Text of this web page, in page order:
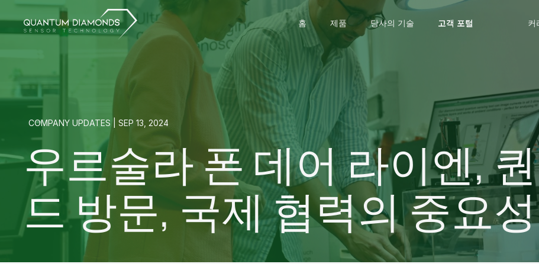
홈 제품 당사의 기술 고객 포털
고객 포털
고객 포털 커
COMPANY UPDATES | SEP 13, 2024
우르술라 폰 데어 라이엔,
드 방문, 국제 협력의 중요